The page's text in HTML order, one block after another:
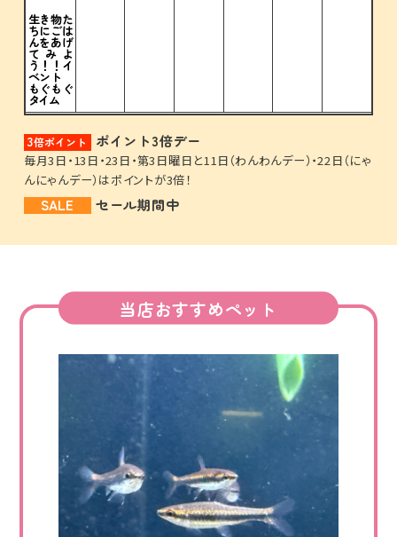
生き物た
ちにごは
んをあげ
てみよ
う！！イ
ベント
もぐもぐ
タイム
3倍ポイント ポイント3倍デー
毎月3日・13日・23日・第3日曜日と11日（わんわんデー）・22日（にゃ
んにゃんデー）はポイントが3倍！
SALE セール期間中
当店おすすめペット